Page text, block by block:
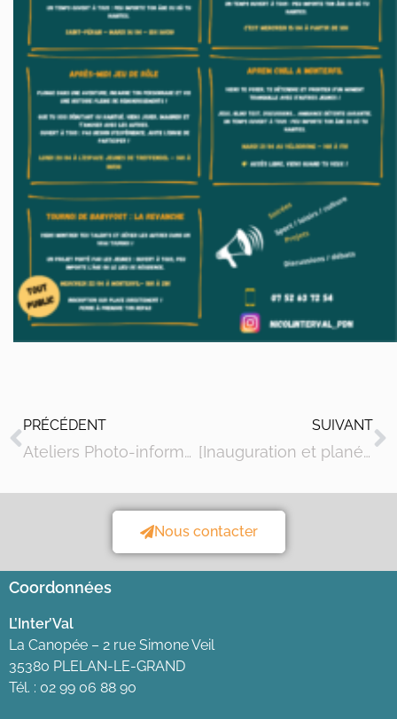
PRÉCÉDENT
Ateliers Photo-informatique
SUIVANT
[Inauguration et planétarium mobile]
Nous contacter
Coordonnées
L’Inter’Val
La Canopée – 2 rue Simone Veil
35380 PLELAN-LE-GRAND
Tél. : 02 99 06 88 90